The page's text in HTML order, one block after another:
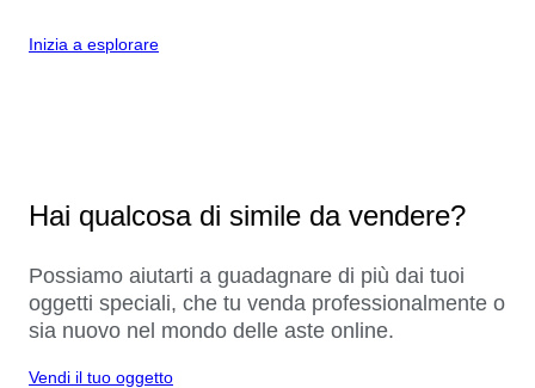
Inizia a esplorare
Hai qualcosa di simile da vendere?
Possiamo aiutarti a guadagnare di più dai tuoi
oggetti speciali, che tu venda professionalmente o
sia nuovo nel mondo delle aste online.
Vendi il tuo oggetto